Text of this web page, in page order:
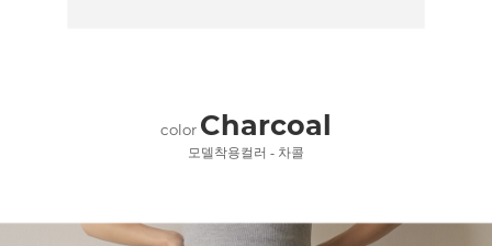
color Charcoal
모델착용컬러 - 차콜